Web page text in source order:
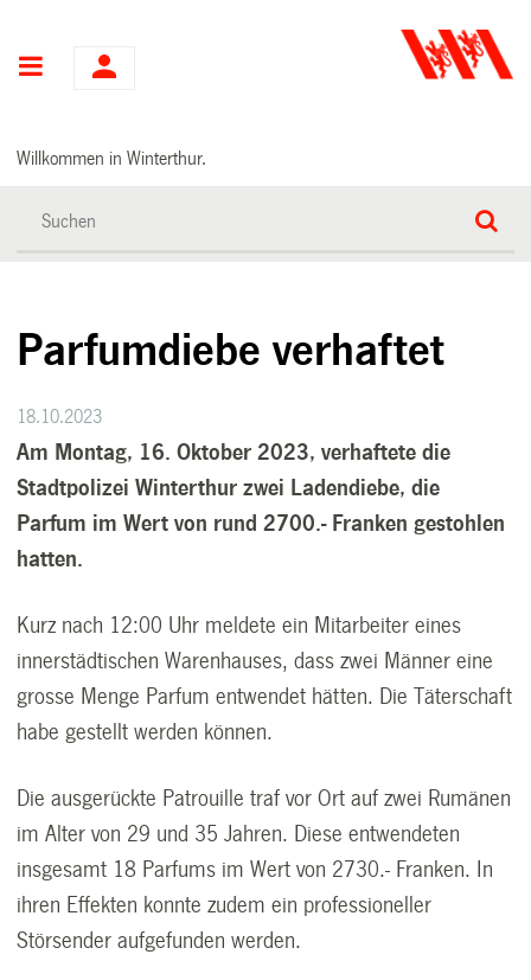
Hauptnavigation
Willkommen in Winterthur.
Parfumdiebe verhaftet
18.10.2023
Am Montag, 16. Oktober 2023, verhaftete die
Stadtpolizei Winterthur zwei Ladendiebe, die
Parfum im Wert von rund 2700.- Franken gestohlen
hatten.
Kurz nach 12:00 Uhr meldete ein Mitarbeiter eines
innerstädtischen Warenhauses, dass zwei Männer eine
grosse Menge Parfum entwendet hätten. Die Täterschaft
habe gestellt werden können.
Die ausgerückte Patrouille traf vor Ort auf zwei Rumänen
im Alter von 29 und 35 Jahren. Diese entwendeten
insgesamt 18 Parfums im Wert von 2730.- Franken. In
ihren Effekten konnte zudem ein professioneller
Störsender aufgefunden werden.